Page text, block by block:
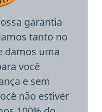
garantia
tanto no
damos uma
você
e sem
não estiver